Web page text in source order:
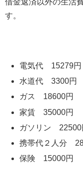
借金返済以外の生活
す。
電気代 15279円
水道代 3300円
ガス 18600円
家賃 35000円
ガソリン 22500
携帯代２人分
保険 15000円